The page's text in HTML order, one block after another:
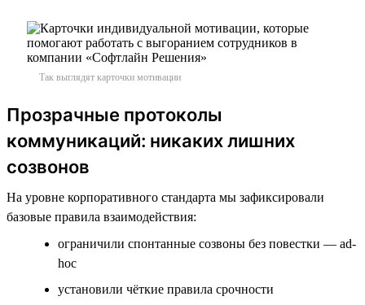
Так выглядят карточки мотивации
Прозрачные протоколы
коммуникаций: никаких лишних
созвонов
На уровне корпоративного стандарта мы зафиксировали
базовые правила взаимодействия:
ограничили спонтанные созвоны без повестки — ad-
hoc
установили чёткие правила срочности